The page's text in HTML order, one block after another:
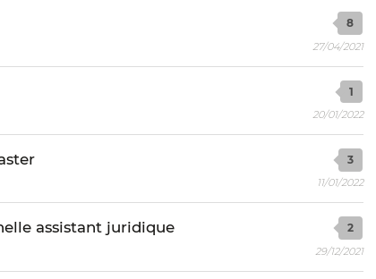
8
27/04/2021
1
20/01/2022
3
11/01/2022
assistant juridique 2
29/12/2021